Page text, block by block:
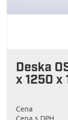
Deska
x 1250 x
Cena